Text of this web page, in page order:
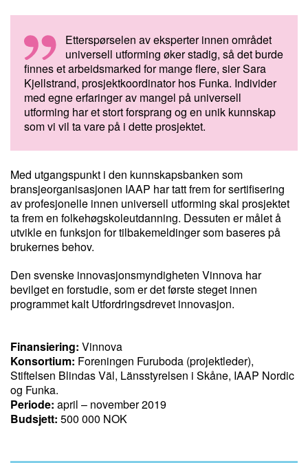
Etterspørselen av eksperter innen området
universell utforming øker stadig, så det burde
finnes et arbeidsmarked for mange flere, sier Sara
Kjellstrand, prosjektkoordinator hos Funka. Individer
med egne erfaringer av mangel på universell
utforming har et stort forsprang og en unik kunnskap
som vi vil ta vare på i dette prosjektet.
Med utgangspunkt i den kunnskapsbanken som
bransjeorganisasjonen IAAP har tatt frem for sertifisering
av profesjonelle innen universell utforming skal prosjektet
ta frem en folkehøgskoleutdanning. Dessuten er målet å
utvikle en funksjon for tilbakemeldinger som baseres på
brukernes behov.
Den svenske innovasjonsmyndigheten Vinnova har
bevilget en forstudie, som er det første steget innen
programmet kalt Utfordringsdrevet innovasjon.
Finansiering: Vinnova
Konsortium: Foreningen Furuboda (projektleder),
Stiftelsen Blindas Väl, Länsstyrelsen i Skåne, IAAP Nordic
og Funka.
Periode: april – november 2019
Budsjett: 500 000 NOK